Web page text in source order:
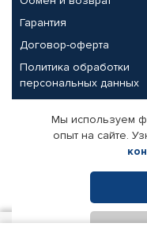
Гарантия
Договор-оферта
Политика обработки
персональных данных
Партнерам
Корпоративным
Поставщикам
Мы используем
опыт на сайте.